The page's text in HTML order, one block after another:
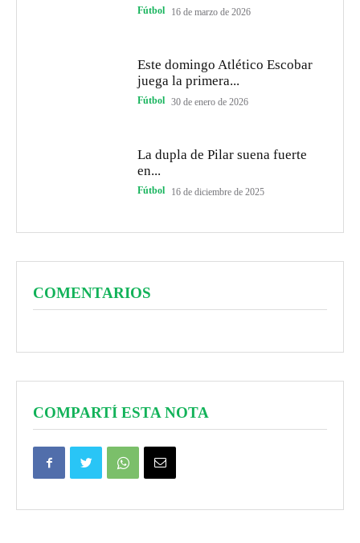
Fútbol 16 de marzo de 2026
Este domingo Atlético Escobar
juega la primera...
Fútbol 30 de enero de 2026
La dupla de Pilar suena fuerte
en...
Fútbol 16 de diciembre de 2025
COMENTARIOS
COMPARTÍ ESTA NOTA